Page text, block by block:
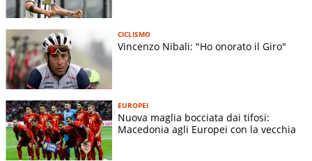
CICLISMO
Vincenzo Nibali: "Ho onorato il Giro"
EUROPEI
Nuova maglia bocciata dai tifosi:
Macedonia agli Europei con la vecchia